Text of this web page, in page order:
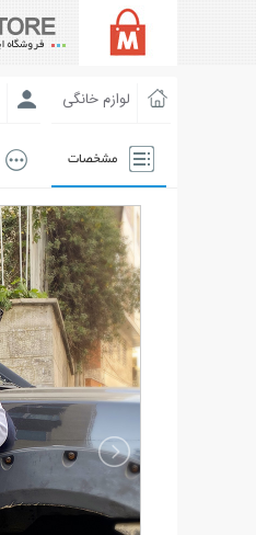
لوازم خانگی
مشخصات